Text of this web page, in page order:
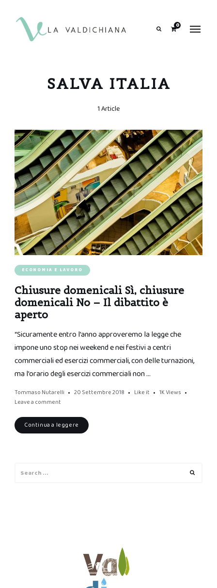
0
SALVA ITALIA
1 Article
ECONOMIA E LAVORO
Chiusure domenicali Sì, chiusure
domenicali No – Il dibattito è
aperto
“Sicuramente entro l’anno approveremo la legge che
impone uno stop nei weekend e nei festivi a centri
commerciali ed esercizi commerciali, con delle turnazioni,
ma l’orario degli esercizi commerciali non …
Tommaso Nutarelli 20 Settembre 2018 Like it 1K Views
Leave a comment
Continua a leggere
for: